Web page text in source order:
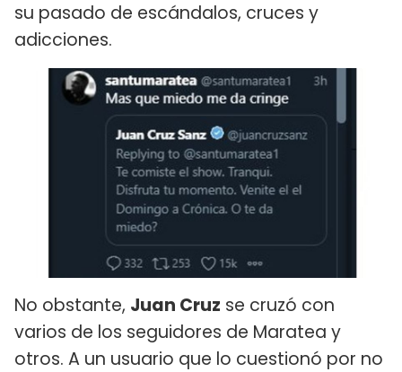
su pasado de escándalos, cruces y
adicciones.
No obstante, Juan Cruz se cruzó con
varios de los seguidores de Maratea y
otros. A un usuario que lo cuestionó por no